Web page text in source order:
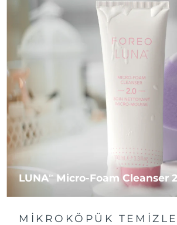
LUNATM Micro-Foam Cleanser
MIKROKÖPÜK